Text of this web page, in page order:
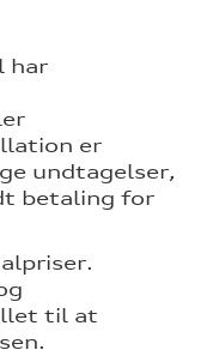
har
er
undtagelser,
betaling for
til at